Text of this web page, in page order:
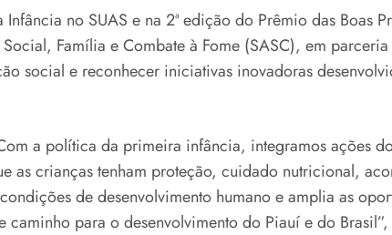
no SUAS e na 2ª edição do Prêmio das Boas
Família e Combate à Fome (SASC), em
social e reconhecer iniciativas inovadoras
a política da primeira infância, integramos ações
crianças tenham proteção, cuidado nutricional,
de desenvolvimento humano e amplia as
para o desenvolvimento do Piauí e do